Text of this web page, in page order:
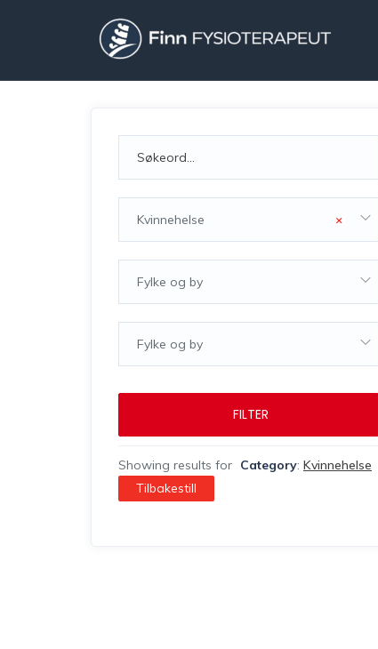
×
Kvinnehelse
Fylke og by
Fylke og by
FILTER
Showing results for Category: Kvinnehelse
Tilbakestill